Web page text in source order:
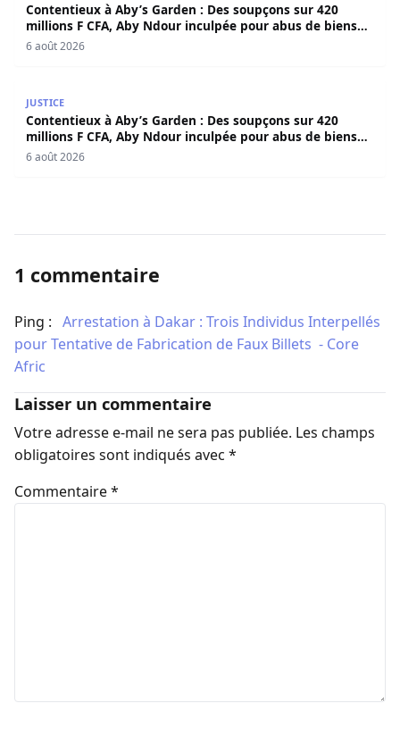
Contentieux à Aby’s Garden : Des soupçons sur 420
millions F CFA, Aby Ndour inculpée pour abus de biens
sociaux
6 août 2026
JUSTICE
Contentieux à Aby’s Garden : Des soupçons sur 420
millions F CFA, Aby Ndour inculpée pour abus de biens
sociaux
6 août 2026
1 commentaire
Ping : ​Arrestation à Dakar : Trois Individus Interpellés
pour Tentative de Fabrication de Faux Billets - Core
Afric
Laisser un commentaire
Votre adresse e-mail ne sera pas publiée. Les champs
obligatoires sont indiqués avec *
Commentaire*